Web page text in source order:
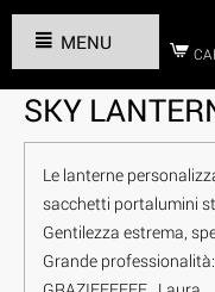
MENU
SKY
Le lanterne
sacchetti portalumini
Gentilezza estrema,
Grande professionalità: